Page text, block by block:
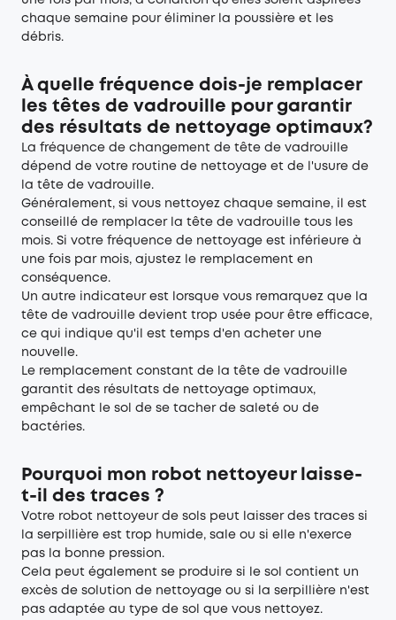
chaque semaine pour éliminer la poussière et les
débris.
À quelle fréquence dois-je remplacer
les têtes de vadrouille pour garantir
des résultats de nettoyage optimaux?
La fréquence de changement de tête de vadrouille
dépend de votre routine de nettoyage et de l'usure de
la tête de vadrouille.
Généralement, si vous nettoyez chaque semaine, il est
conseillé de remplacer la tête de vadrouille tous les
mois. Si votre fréquence de nettoyage est inférieure à
une fois par mois, ajustez le remplacement en
conséquence.
Un autre indicateur est lorsque vous remarquez que la
tête de vadrouille devient trop usée pour être efficace,
ce qui indique qu'il est temps d'en acheter une
nouvelle.
Le remplacement constant de la tête de vadrouille
garantit des résultats de nettoyage optimaux,
empêchant le sol de se tacher de saleté ou de
bactéries.
Pourquoi mon robot nettoyeur laisse-
t-il des traces ?
Votre robot nettoyeur de sols peut laisser des traces si
la serpillière est trop humide, sale ou si elle n'exerce
pas la bonne pression.
Cela peut également se produire si le sol contient un
excès de solution de nettoyage ou si la serpillière n'est
pas adaptée au type de sol que vous nettoyez.